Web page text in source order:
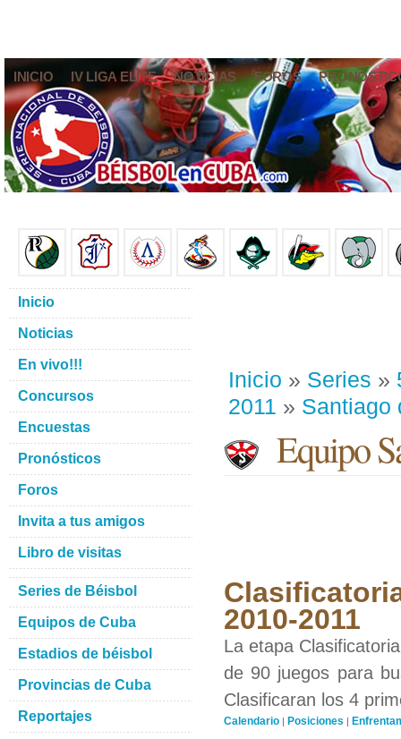
INICIO IV LIGA ELITE NOTICIAS FOROS
Inicio » Series »
2011 » Santiago
Equipo
2010-2011
La etapa
de 90 juegos para
Clasificaran los 4
Calendario | Posiciones |
Inicio
Noticias
En vivo!!!
Concursos
Encuestas
Pronósticos
Foros
Invita a tus amigos
Libro de visitas
Series de Béisbol
Equipos de Cuba
Estadios de béisbol
Provincias de Cuba
Reportajes